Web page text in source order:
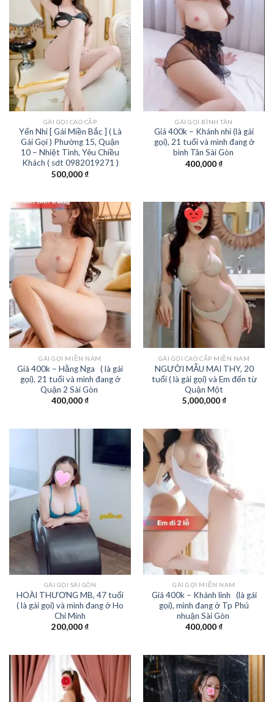
GÁI GỌI CAO CẤP
Yến Nhi [ Gái Miền Bắc ] ( Là
Gái Gọi ) Phường 15, Quận
10 – Nhiệt Tình, Yêu Chiều
Khách ( sdt 0982019271 )
500,000₫
GÁI GỌI BÌNH TÂN
Giá 400k – Khánh nhi (là gái
gọi), 21 tuổi và mình đang ở
bình Tân Sài Gòn
400,000₫
GÁI GỌI MIỀN NAM
Giá 400k – Hằng Nga ( là gái
gọi), 21 tuổi và mình đang ở
Quận 2 Sài Gòn
400,000₫
GÁI GỌI CAO CẤP MIỀN NAM
NGƯỜI MẪU MAI THY, 20
tuổi ( là gái gọi) và Em đến từ
Quận Một
5,000,000₫
GÁI GỌI SÀI GÒN
HOÀI THƯƠNG MB, 47 tuổi
( là gái gọi) và mình đang ở Ho
Chi Minh
200,000₫
GÁI GỌI MIỀN NAM
Giá 400k – Khánh linh (là gái
gọi), mình đang ở Tp Phú
nhuận Sài Gòn
400,000₫